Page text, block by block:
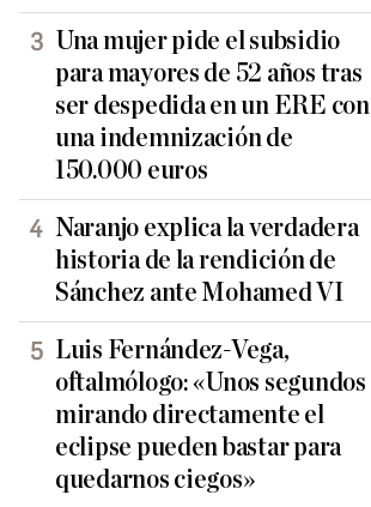
Una mujer pide el subsidio
para mayores de 52 años tras
ser despedida en un ERE con
una indemnización de
150.000 euros
Naranjo explica la verdadera
historia de la rendición de
Sánchez ante Mohamed VI
Luis Fernández-Vega,
oftalmólogo: «Unos segundos
mirando directamente el
eclipse pueden bastar para
quedarnos ciegos»